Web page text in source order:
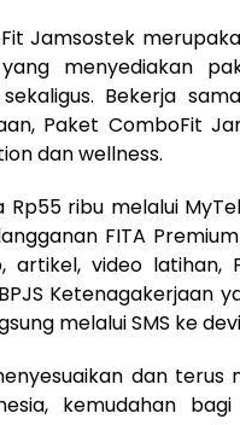
Jamsostek
menyediakan
Bekerja
Paket ComboFit
dan wellness.
Rp55 ribu melalui
FITA
artikel, video
Ketenagakerjaan
melalui SMS ke
dan
kemudahan